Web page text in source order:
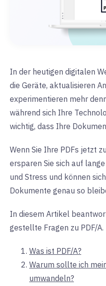
In der heutigen digitalen
die Geräte, aktualisieren
experimentieren mehr
während sich Ihre
wichtig, dass Ihre
Wenn Sie Ihre PDFs jetzt
ersparen Sie sich auf
und Stress und können
Dokumente genau so
In diesem Artikel
gestellte Fragen zu PDF/A.
Was ist PDF/A?
Warum sollte ich
umwandeln?